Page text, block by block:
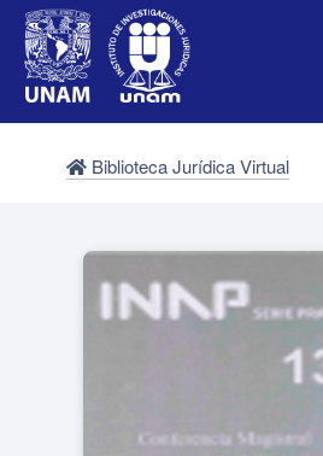
Biblioteca Jurídica Virtual